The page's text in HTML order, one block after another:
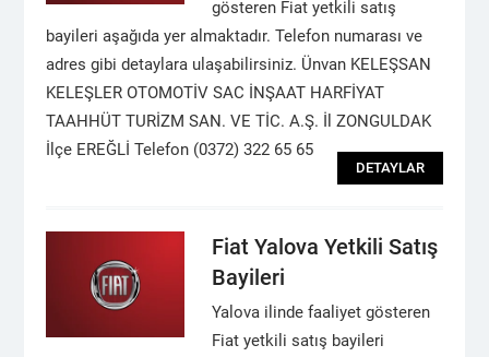
gösteren Fiat yetkili satış
bayileri aşağıda yer almaktadır. Telefon numarası ve
adres gibi detaylara ulaşabilirsiniz. Ünvan KELEŞSAN
KELEŞLER OTOMOTİV SAC İNŞAAT HARFİYAT
TAAHHÜT TURİZM SAN. VE TİC. A.Ş. İl ZONGULDAK
İlçe EREĞLİ Telefon (0372) 322 65 65
DETAYLAR
Fiat Yalova Yetkili Satış
Bayileri
Yalova ilinde faaliyet gösteren
Fiat yetkili satış bayileri